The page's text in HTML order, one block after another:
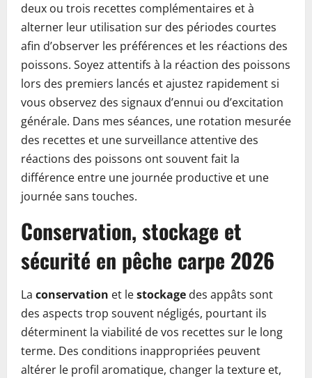
deux ou trois recettes complémentaires et à
alterner leur utilisation sur des périodes courtes
afin d’observer les préférences et les réactions des
poissons. Soyez attentifs à la réaction des poissons
lors des premiers lancés et ajustez rapidement si
vous observez des signaux d’ennui ou d’excitation
générale. Dans mes séances, une rotation mesurée
des recettes et une surveillance attentive des
réactions des poissons ont souvent fait la
différence entre une journée productive et une
journée sans touches.
Conservation, stockage et
sécurité en pêche carpe 2026
La conservation et lestockage des appâts sont
des aspects trop souvent négligés, pourtant ils
déterminent la viabilité de vos recettes sur le long
terme. Des conditions inappropriées peuvent
altérer le profil aromatique, changer la texture et,